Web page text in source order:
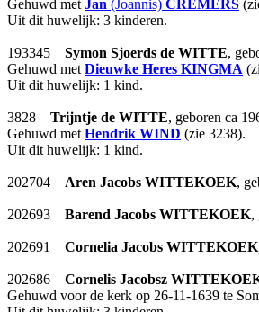
Gehuwd met Jan (Joannis) CREMERS
Uit dit huwelijk: 3 kinderen.
193345 Symon Sjoerds de WITTE,
Gehuwd met Dieuwke Heres KINGMA
Uit dit huwelijk: 1 kind.
3828 Trijntje de WITTE, geboren ca
Gehuwd met Hendrik WIND (zie 3238).
Uit dit huwelijk: 1 kind.
202704 Aren Jacobs WITTEKOEK,
202693 Barend Jacobs WITTEKOEK,
202691 Cornelia Jacobs WITTEKOEK
202686 Cornelis Jacobsz
Gehuwd voor de kerk op 26-11-1639 te